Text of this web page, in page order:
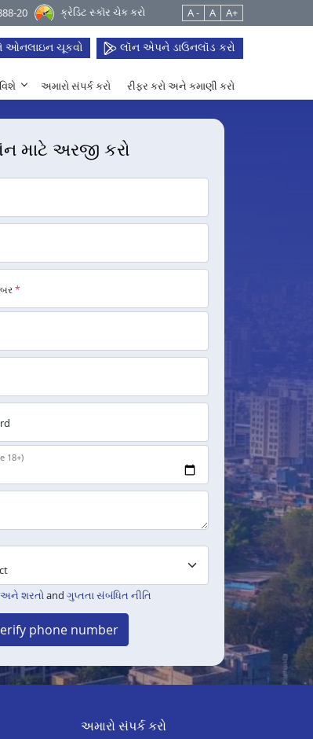
20 ક્રેડિટ સ્કૉર ચેક કરો A - A A+
ચૂકવો લૉન એપને ડાઉનલૉડ કરો
અમારો સંપર્ક કરો રીફર કરો અને કમાણી કરો
માટે અરજી કરો
*
18+)
અને શરતો and ગુપ્તતા સંબંધિત નીતિ
phone number
અમારો સંપર્ક કરો